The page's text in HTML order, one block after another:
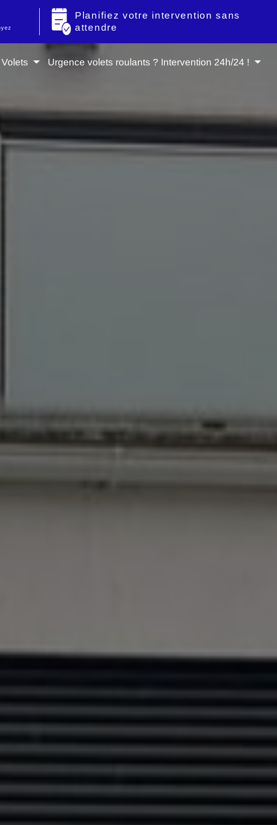
Planifiez votre intervention sans
attendre
Urgence volets roulants ? Intervention 24h/24 !